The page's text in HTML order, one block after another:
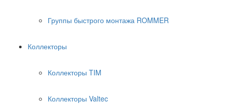
Группы быстрого монтажа ROMMER
Коллекторы
Коллекторы TIM
Коллекторы Valtec